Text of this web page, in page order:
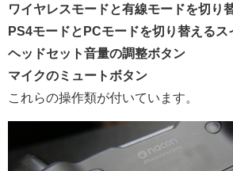
ワイヤレスモードと有線モードを切り
PS4モードとPCモードを切り替えるス
ヘッドセット音量の調整ボタン
マイクのミュートボタン
これらの操作類が付いています。